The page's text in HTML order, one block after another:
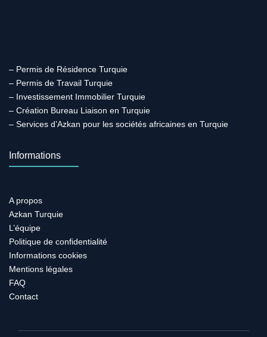
– Permis de Résidence Turquie
– Permis de Travail Turquie
– Investissement Immobilier Turquie
– Création Bureau Liaison en Turquie
– Services d’Azkan pour les sociétés africaines en Turquie
Informations
A propos
Azkan Turquie
L’équipe
Politique de confidentialité
Informations cookies
Mentions légales
FAQ
Contact